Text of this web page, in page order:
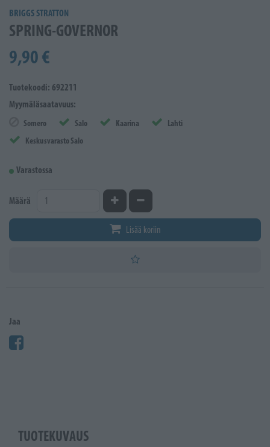
BRIGGS STRATTON
SPRING-GOVERNOR
9,90 €
Tuotekoodi: 692211
Myymäläsaatavuus:
Somero Salo Kaarina
Lahti
Keskusvarasto Salo
Varastossa
Määrä Kasvata määrääVähennä määrää
Lisää koriin
Jaa
TUOTEKUVAUS